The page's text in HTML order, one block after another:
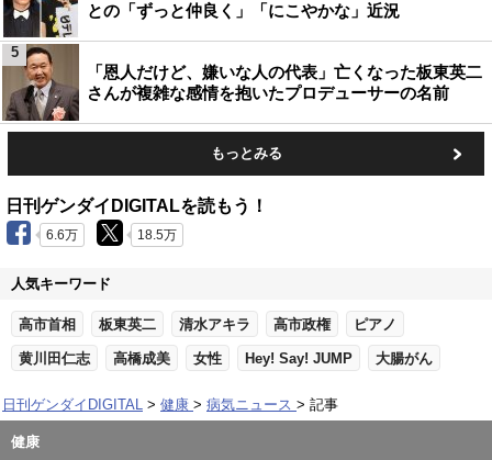
との「ずっと仲良く」「にこやかな」近況
「恩人だけど、嫌いな人の代表」亡くなった板東英二
さんが複雑な感情を抱いたプロデューサーの名前
5
もっとみる
日刊ゲンダイDIGITALを読もう！
6.6万 18.5万
人気キーワード
高市首相 板東英二 清水アキラ 高市政権 ピアノ
黄川田仁志 高橋成美 女性 Hey! Say! JUMP 大腸がん
日刊ゲンダイDIGITAL 健康 病気ニュース 記事
健康